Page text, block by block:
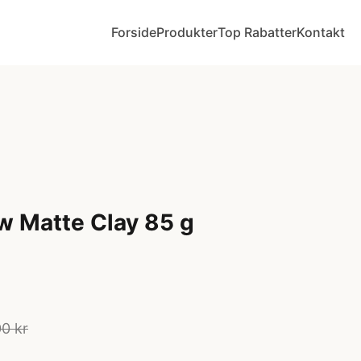
ForsideProdukterTop RabatterKontakt
Matte Clay 85 g
kr